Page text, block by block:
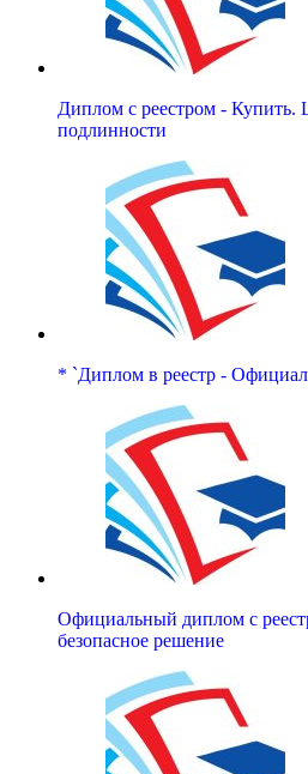
Диплом с реестром - Купить.
подлинности
* `Диплом в реестр -
Официальный диплом с
безопасное решение